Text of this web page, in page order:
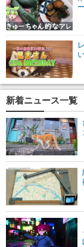
新着ニュース一覧